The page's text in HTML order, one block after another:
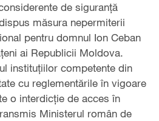
de siguranţă
măsura nepermiterii
pentru domnul Ion Ceban
ai Republicii Moldova.
instituţiilor competente din
cu reglementările în vigoare
o interdicţie de acces în
Ministerul român de